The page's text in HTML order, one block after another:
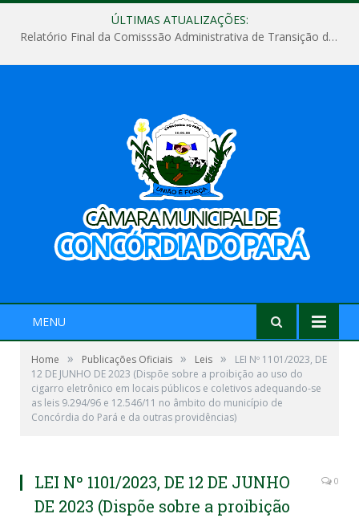
ÚLTIMAS ATUALIZAÇÕES:
Relatório Final da Comisssão Administrativa de Transição de Mandato do Poder Legislativo do Município de Concórdia do Pará
MENU
Home » Publicações Oficiais » Leis »
LEI Nº 1101/2023, DE
12 DE JUNHO DE 2023 (Dispõe sobre a proibição ao uso do
cigarro eletrônico em locais públicos e coletivos adequando-se
as leis 9.294/96 e 12.546/11 no âmbito do município de
Concórdia do Pará e da outras providências)
LEI Nº 1101/2023, DE 12 DE JUNHO
DE 2023 (Dispõe sobre a proibição
0